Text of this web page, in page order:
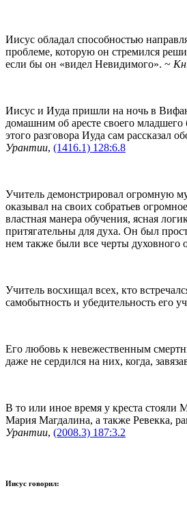
Иисус обладал способностью
проблеме, которую он стремился
если бы он «видел Невидимого». ~
Иисус и Иуда пришли на ночь в
домашним об аресте своего
этого разговора Иуда сам рассказал
Урантии, (1416.1) 128:6.8
Учитель демонстрировал огромную
оказывал на своих собратьев
властная манера обучения, ясная
притягательны для духа. Он был
нем также были все черты духовного
Учитель восхищал всех, кто
самобытность и убедительность его
Его любовь к невежественным
даже не сердился на них, когда,
В то или иное время у креста
Мария Магдалина, а также Ревекка,
Урантии, (2008.3) 187:3.2
Иисус говорил: